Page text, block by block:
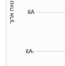
ilA-
ilA טווח ארוך